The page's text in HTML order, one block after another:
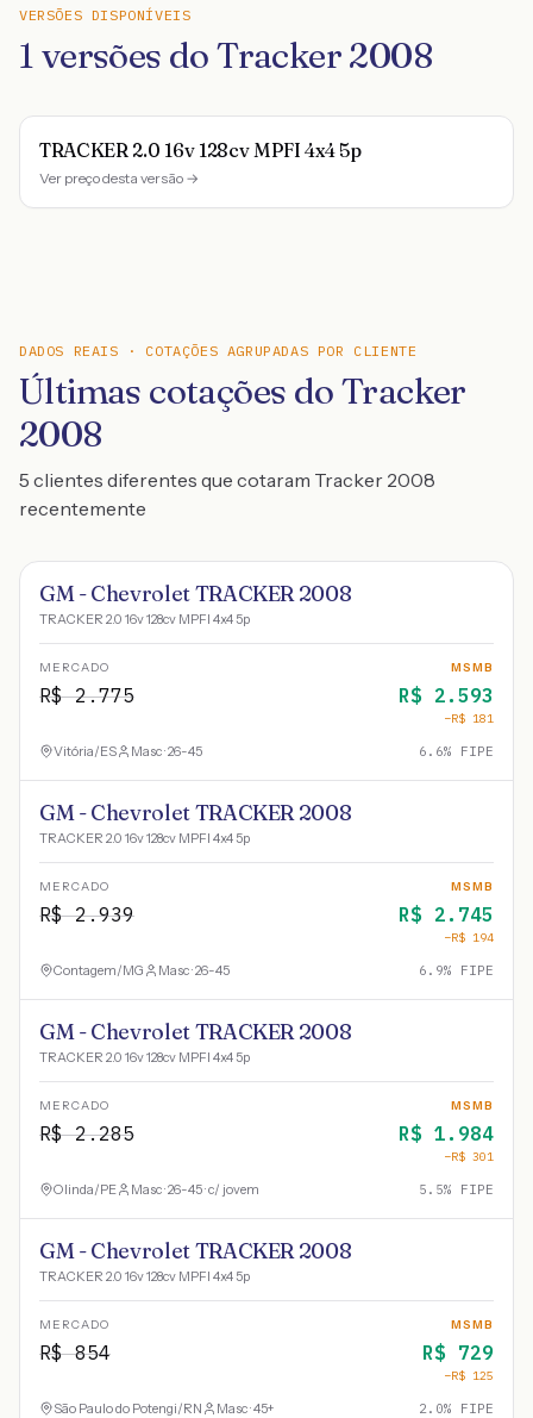
VERSÕES DISPONÍVEIS
1versões doTracker2008
TRACKER 2.0 16v 128cv MPFI 4x4 5p
Ver preço desta versão →
DADOS REAIS · COTAÇÕES AGRUPADAS POR CLIENTE
Últimas cotações do Tracker
2008
5 clientes diferentes que cotaram Tracker 2008
recentemente
GM - Chevrolet TRACKER 2008
TRACKER 2.0 16v 128cv MPFI 4x4 5p
MERCADO
R$2.775
MSMB
R$ 2.593
−R$ 181
Vitória/ES Masc · 26-45 6.6% FIPE
GM - Chevrolet TRACKER 2008
TRACKER 2.0 16v 128cv MPFI 4x4 5p
MERCADO
R$2.939
MSMB
R$ 2.745
−R$ 194
Contagem/MG Masc · 26-45 6.9% FIPE
GM - Chevrolet TRACKER 2008
TRACKER 2.0 16v 128cv MPFI 4x4 5p
MERCADO
R$2.285
MSMB
R$ 1.984
−R$ 301
Olinda/PE Masc · 26-45 · c/ jovem 5.5% FIPE
GM - Chevrolet TRACKER 2008
TRACKER 2.0 16v 128cv MPFI 4x4 5p
MERCADO
R$854
MSMB
R$ 729
−R$ 125
São Paulo do Potengi/RN Masc · 45+ 2.0% FIPE